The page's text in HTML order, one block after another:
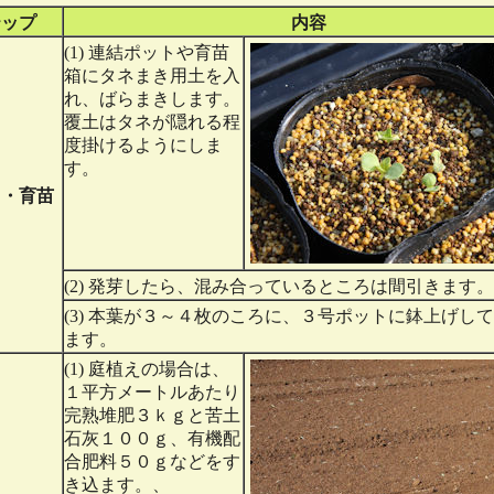
プ 内容
育苗
(1) 連結ポットや育苗
箱にタネまき用土を入
れ、ばらまきします。
覆土はタネが隠れる程
度掛けるようにしま
す。
(2) 発芽したら、混み合っているところは間引きます。
(3) 本葉が３～４枚のころに、３号ポットに鉢上げし
ます。
(1) 庭植えの場合は、
１平方メートルあたり
完熟堆肥３ｋｇと苦土
石灰１００ｇ、有機配
合肥料５０ｇなどをす
き込ます。、